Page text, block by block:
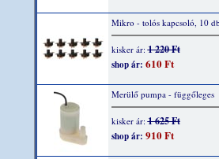
Mikro - tolós kapcsoló, 10
kisker ár:1 220 Ft
shop ár: 610 Ft
Merülő pumpa - függőleges
kisker ár:1 625 Ft
shop ár: 910 Ft